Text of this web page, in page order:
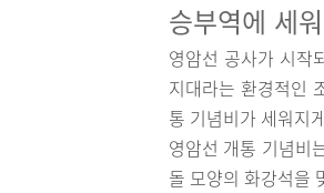
승부역에 세
영암선 공사가 시작
지대라는 환경적인
통 기념비가 세워지
영암선 개통 기념비
돌 모양의 화강석을